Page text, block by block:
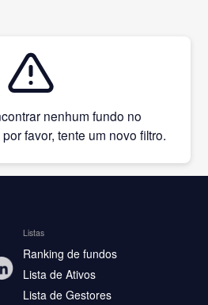
nenhum fundo no
favor, tente um novo filtro.
Listas
Ranking de fundos
Lista de Ativos
Lista de Gestores